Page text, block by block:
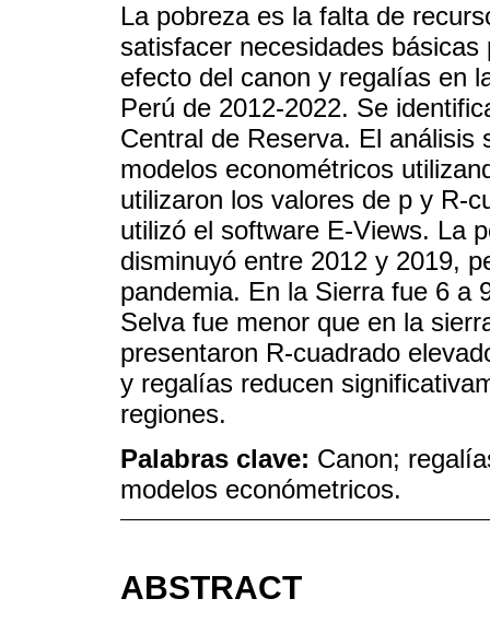
La pobreza es la falta de
satisfacer necesidades
efecto del canon y regalías en
Perú de 2012-2022. Se
Central de Reserva. El análisis
modelos econométricos
utilizaron los valores de p y R-
utilizó el software E-Views. La
disminuyó entre 2012 y 2019,
pandemia. En la Sierra fue 6 a
Selva fue menor que en la
presentaron R-cuadrado
y regalías reducen
regiones.
Palabras clave: Canon;
modelos económetricos.
ABSTRACT